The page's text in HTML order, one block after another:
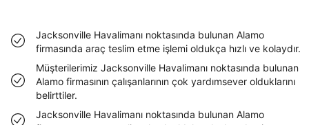
Jacksonville Havalimanı noktasında bulunan Alamo
firmasında araç teslim etme işlemi oldukça hızlı ve kolaydır.
Müşterilerimiz Jacksonville Havalimanı noktasında bulunan
Alamo firmasının çalışanlarının çok yardımsever olduklarını
belirttiler.
Jacksonville Havalimanı noktasında bulunan Alamo